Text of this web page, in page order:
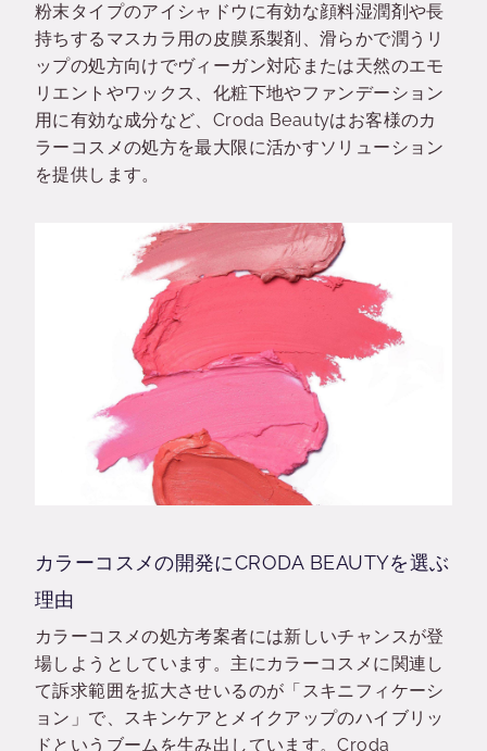
粉末タイプのアイシャドウに有効な顔料湿潤剤や長
持ちするマスカラ用の皮膜系製剤、滑らかで潤うリ
ップの処方向けでヴィーガン対応または天然のエモ
リエントやワックス、化粧下地やファンデーション
用に有効な成分など、Croda Beautyはお客様のカ
ラーコスメの処方を最大限に活かすソリューション
を提供します。
カラーコスメの開発にCRODA BEAUTYを選ぶ
理由
カラーコスメの処方考案者には新しいチャンスが登
場しようとしています。主にカラーコスメに関連し
て訴求範囲を拡大させいるのが「スキニフィケーシ
ョン」で、スキンケアとメイクアップのハイブリッ
ドというブームを生み出しています。Croda